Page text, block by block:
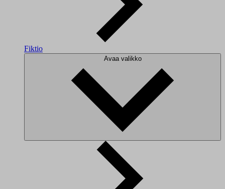
Fiktio
Avaa valikko